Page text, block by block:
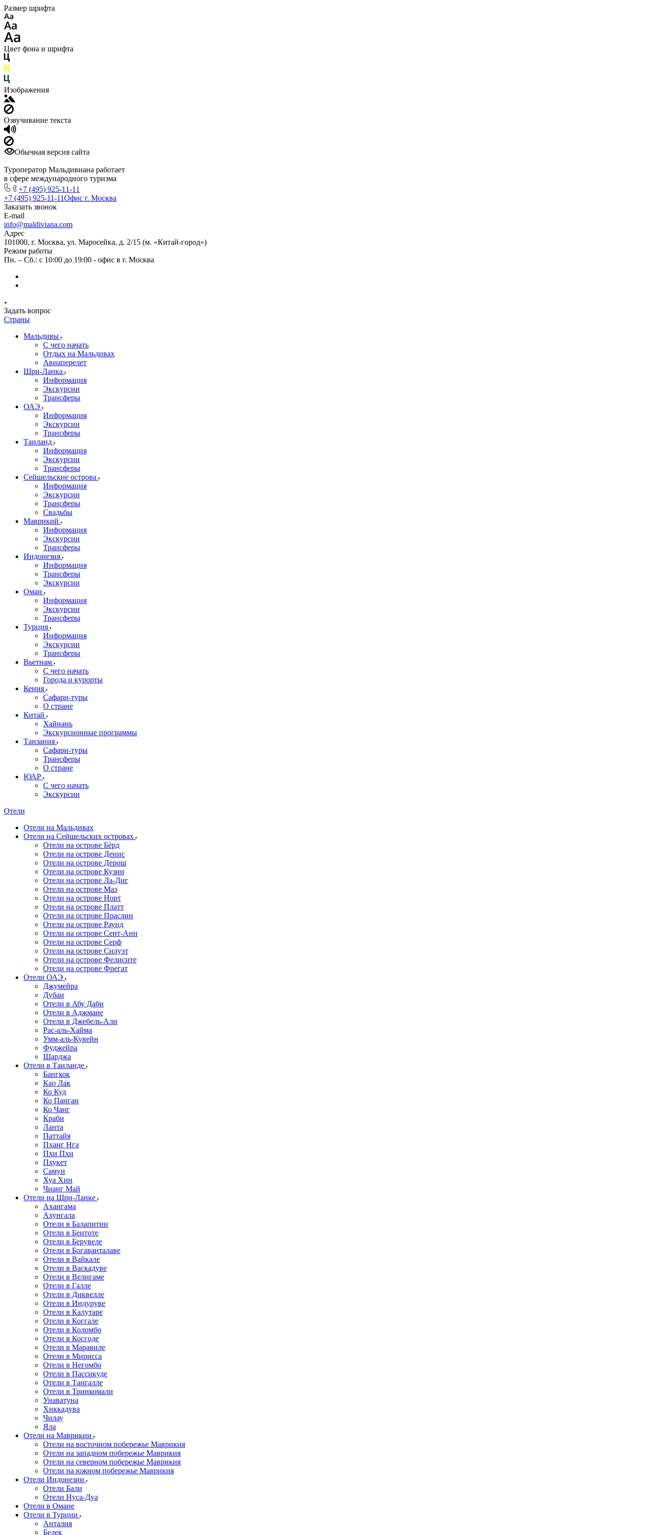
Размер шрифта
Цвет фона и шрифта
Изображения
Озвучивание текста
Обычная версия сайта
Туроператор Мальдивиана работает
в сфере международного туризма
+7 (495) 925-11-11
+7 (495) 925-11-11Офис г. Москва
Заказать звонок
E-mail
info@maldiviana.com
Адрес
101000, г. Москва, ул. Маросейка, д. 2/15 (м. «Китай-город»)
Режим работы
Пн. – Сб.: с 10:00 до 19:00 - офис в г. Москва
Задать вопрос
Страны
Мальдивы
С чего начать
Отдых на Мальдивах
Авиаперелет
Шри-Ланка
Информация
Экскурсии
Трансферы
ОАЭ
Информация
Экскурсии
Трансферы
Таиланд
Информация
Экскурсии
Трансферы
Сейшельские острова
Информация
Экскурсии
Трансферы
Свадьбы
Маврикий
Информация
Экскурсии
Трансферы
Индонезия
Информация
Трансферы
Экскурсии
Оман
Информация
Экскурсии
Трансферы
Турция
Информация
Экскурсии
Трансферы
Вьетнам
С чего начать
Города и курорты
Кения
Сафари-туры
О стране
Китай
Хайнань
Экскурсионные программы
Танзания
Сафари-туры
Трансферы
О стране
ЮАР
С чего начать
Экскурсии
Отели
Отели на Мальдивах
Отели на Сейшельских островах
Отели на острове Бёрд
Отели на острове Денис
Отели на острове Дерош
Отели на острове Кузин
Отели на острове Ла-Диг
Отели на острове Маэ
Отели на острове Норт
Отели на острове Платт
Отели на острове Праслин
Отели на острове Раунд
Отели на острове Сент-Анн
Отели на острове Серф
Отели на острове Силуэт
Отели на острове Фелисите
Отели на острове Фрегат
Отели ОАЭ
Джумейра
Дубаи
Отели в Абу Даби
Отели в Аджмане
Отели в Джебель-Али
Рас-аль-Хайма
Умм-аль-Кувейн
Фуджейра
Шарджа
Отели в Таиланде
Бангкок
Као Лак
Ко Куд
Ко Панган
Ко Чанг
Краби
Ланта
Паттайя
Пханг Нга
Пхи Пхи
Пхукет
Самуи
Хуа Хин
Чианг Май
Отели на Шри-Ланке
Ахангама
Ахунгала
Отели в Балапитии
Отели в Бентоте
Отели в Берувеле
Отели в Богаванталаве
Отели в Вайкале
Отели в Васкадуве
Отели в Велигаме
Отели в Галле
Отели в Диквелле
Отели в Индуруве
Отели в Калутаре
Отели в Коггале
Отели в Коломбо
Отели в Косгоде
Отели в Маравиле
Отели в Мирисса
Отели в Негомбо
Отели в Пассикуде
Отели в Тангалле
Отели в Тринкомали
Унаватуна
Хиккадува
Чилау
Яла
Отели на Маврикии
Отели на восточном побережье Маврикия
Отели на западном побережье Маврикия
Отели на северном побережье Маврикия
Отели на южном побережье Маврикия
Отели Индонезии
Отели Бали
Отели Нуса-Дуа
Отели в Омане
Отели в Турции
Анталия
Белек